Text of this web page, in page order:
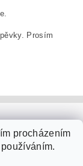
Prosím
procházením